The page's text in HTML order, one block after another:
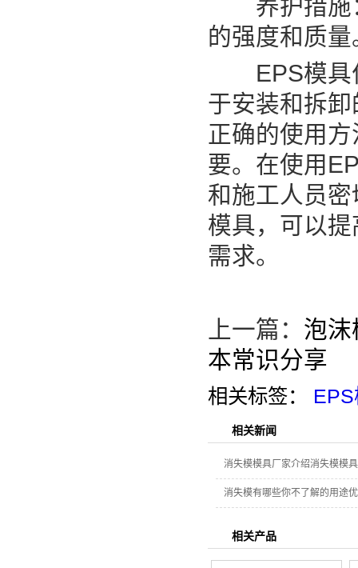
养护措施：
的强度和质量
EPS模具作
于安装和拆
正确的使用
要。在使用
和施工人员
模具，可以
需求。
上一篇： 泡沫
本常识分享
相关标签：
相关新闻
消失模模具厂家介绍消失模模
消失模有哪些你不了解的用途
相关产品